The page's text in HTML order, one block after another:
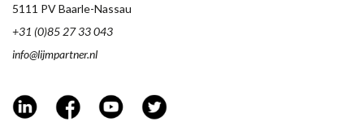
5111 PV Baarle-Nassau
+31 (0)85 27 33 043
info@lijmpartner.nl